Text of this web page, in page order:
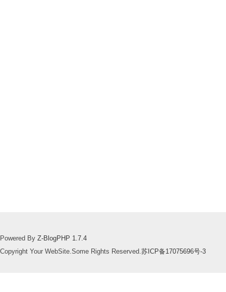
Powered By Z-BlogPHP 1.7.4
Copyright Your WebSite.Some Rights Reserved.苏ICP备17075696号-3